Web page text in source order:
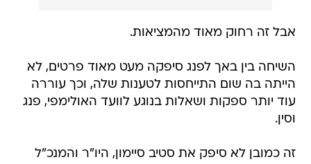
אבל זה רחוק מאוד מהמציאות.
השיחה בין באך לפנג סיפקה מעט מאוד פרטים, לא
הייתה בה שום התייחסות לטענות שלה, וכך עוררה
עוד יותר ספקות ושאלות בנוגע לוועד האולימפי, פנג
וסין.
זה כמובן לא סיפק את סטיב סיימון, היו"ר והמנכ"ל